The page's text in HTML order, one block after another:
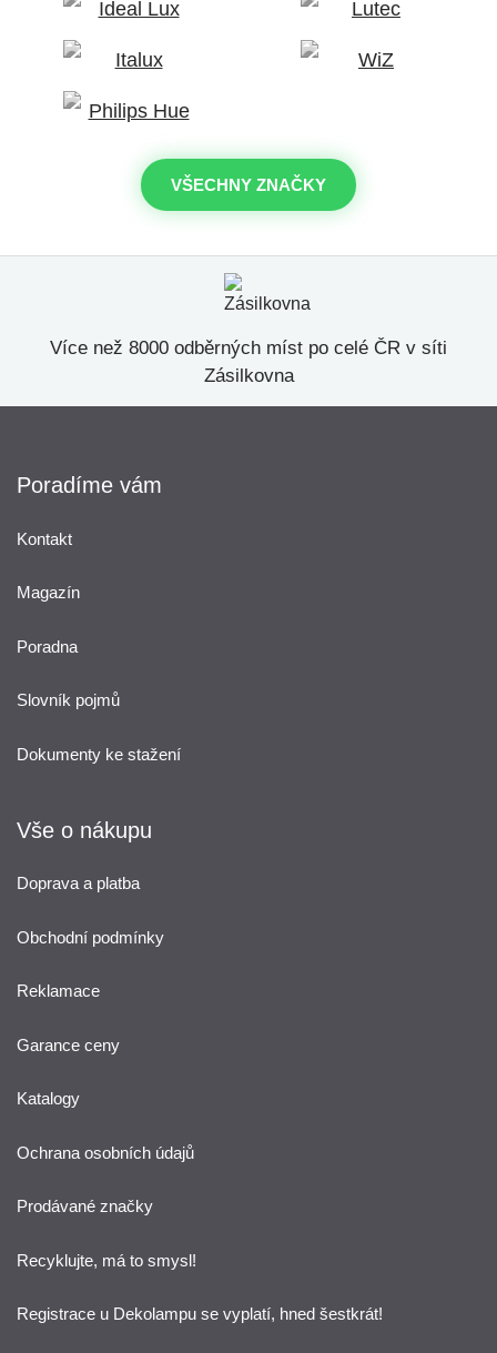
VŠECHNY ZNAČKY
Více než 8000 odběrných míst po celé ČR v síti
Zásilkovna
Poradíme vám
Kontakt
Magazín
Poradna
Slovník pojmů
Dokumenty ke stažení
Vše o nákupu
Doprava a platba
Obchodní podmínky
Reklamace
Garance ceny
Katalogy
Ochrana osobních údajů
Prodávané značky
Recyklujte, má to smysl!
Registrace u Dekolampu se vyplatí, hned šestkrát!